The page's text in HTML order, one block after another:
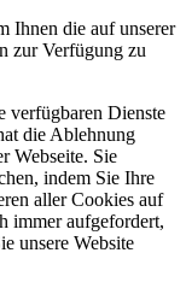
Ihnen die auf unserer
zur Verfügung zu
verfügbaren Dienste
die Ablehnung
Webseite. Sie
indem Sie Ihre
aller Cookies auf
immer aufgefordert,
unsere Website